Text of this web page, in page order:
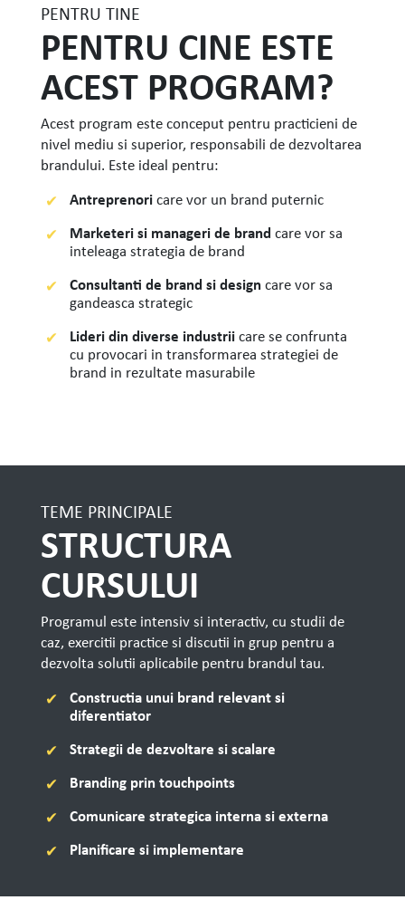
PENTRU TINE
PENTRU CINE ESTE
ACEST PROGRAM?
Acest program este conceput pentru practicieni de
nivel mediu si superior, responsabili de dezvoltarea
brandului. Este ideal pentru:
Antreprenoricare vor un brand puternic
Marketeri si manageri de brand care vor sa
inteleaga strategia de brand
Consultanti de brand si designcare vor sa
gandeasca strategic
Lideri din diverse industriicare se confrunta
cu provocari in transformarea strategiei de
brand in rezultate masurabile
TEME PRINCIPALE
STRUCTURA
CURSULUI
Programul este intensiv si interactiv, cu studii de
caz, exercitii practice si discutii in grup pentru a
dezvolta solutii aplicabile pentru brandul tau.
Constructia unui brand relevant si
diferentiator
Strategii de dezvoltare si scalare
Branding prin touchpoints
Comunicare strategica interna si externa
Planificare si implementare